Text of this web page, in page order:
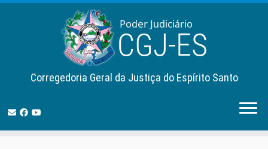
Corregedoria Geral da Justiça do Espírito Santo